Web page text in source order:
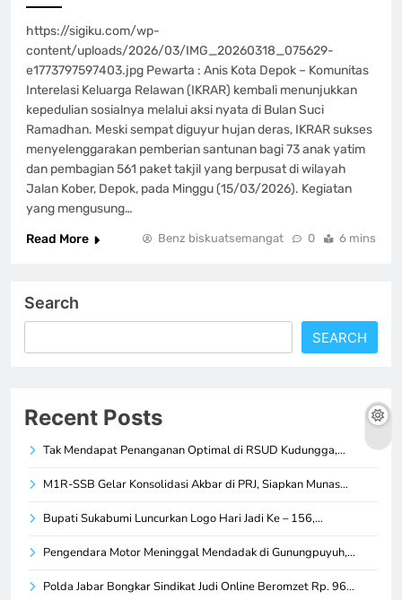
https://sigiku.com/wp-
content/uploads/2026/03/IMG_20260318_075629-
e1773797597403.jpg Pewarta : Anis Kota Depok – Komunitas
Interelasi Keluarga Relawan (IKRAR) kembali menunjukkan
kepedulian sosialnya melalui aksi nyata di Bulan Suci
Ramadhan. Meski sempat diguyur hujan deras, IKRAR sukses
menyelenggarakan pemberian santunan bagi 73 anak yatim
dan pembagian 561 paket takjil yang berpusat di wilayah
Jalan Kober, Depok, pada Minggu (15/03/2026). Kegiatan
yang mengusung…
Read More
Benz biskuatsemangat 0 6 mins
Search
SEARCH
Recent Posts
Tak Mendapat Penanganan Optimal di RSUD Kudungga,…
M1R-SSB Gelar Konsolidasi Akbar di PRJ, Siapkan Munas…
Bupati Sukabumi Luncurkan Logo Hari Jadi Ke – 156,…
Pengendara Motor Meninggal Mendadak di Gunungpuyuh,…
Polda Jabar Bongkar Sindikat Judi Online Beromzet Rp. 96…